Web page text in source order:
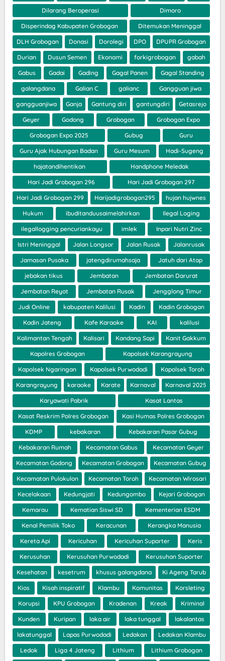
Dilarang Beroperasi Dimoro
Disperindag Kabupaten Grobogan Ditemukan Meninggal
DLH Grobogan Donasi Dorolegi DPO DPUPR Grobogan
Durian Dusun Semen Ekonomi forkigrobogan gabah
Gabus Gadai Gading Gagal Panen Gagal Standing
galangdana Galian C galianc Gangguan jiwa
gangguanjiwa Ganja Gantung diri gantungdiri Getasrejo
Geyer Godong Grobogan Grobogan Expo
Grobogan Expo 2025 Gubug Guru
Guru Ajak Hubungan Badan Guru Mesum Hadi-Sugeng
hajatandihentikan Handphone Meledak
Hari Jadi Grobogan 296 Hari Jadi Grobogan 297
Hari Jadi Grobogan 299 Harijadigrobogan295 hujan hujwnes
Hukum ibuditanduusaimelahirkan Ilegal Loging
ilegallogging pencuriankayu imlek Inpari Nutri Zinc
Istri Meninggal Jalan Longsor Jalan Rusak Jalanrusak
Jamasan Pusaka jatengdirumahsaja Jatuh dari Atap
jebakan tikus Jembatan Jembatan Darurat
Jembatan Reyot Jembatan Rusak Jengglong Timur
Judi Online kabupaten Kalilusi Kadin Kadin Grobogan
Kadin Jateng Kafe Karaoke KAI kalilusi
Kalimantan Tengah Kalisari Kandang Sapi Kanit Gakkum
Kapolres Grobogan Kapolsek Karangrayung
Kapolsek Ngaringan Kapolsek Purwodadi Kapolsek Toroh
Karangrayung karaoke Karate Karnaval Karnaval 2025
Karyawati Pabrik Kasat Lantas
Kasat Reskrim Polres Grobogan Kasi Humas Polres Grobogan
KDMP kebakaran Kebakaran Pasar Gubug
Kebakaran Rumah Kecamatan Gabus Kecamatan Geyer
Kecamatan Godong Kecamatan Grobogan Kecamatan Gubug
Kecamatan Pulokulon Kecamatan Toroh Kecamatan Wirosari
Kecelakaan Kedungjati Kedungombo Kejari Grobogan
Kemarau Kematian Siswi SD Kementerian ESDM
Kenal Pemilik Toko Keracunan Kerangka Manusia
Kereta Api Kericuhan Kericuhan Suporter Keris
Kerusuhan Kerusuhan Purwodadi Kerusuhan Suporter
Kesehatan kesetrum khusus galangdana Ki Ageng Tarub
Kios Kisah inspiratif Klambu Komunitas Korsleting
Korupsi KPU Grobogan Kradenan Kreak Kriminal
Kunden Kuripan laka air laka tunggal lakalantas
lakatunggal Lapas Purwodadi Ledakan Ledakan Klambu
Ledok Liga 4 Jateng Lithium Lithium Grobogan